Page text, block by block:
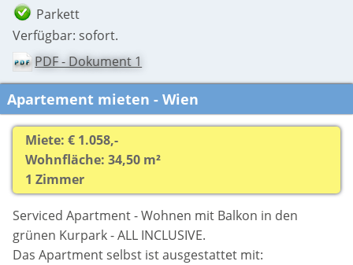
Parkett
Verfügbar: sofort.
PDF - Dokument 1
Apartement mieten - Wien
Miete: € 1.058,-
Wohnfläche: 34,50 m²
1 Zimmer
Serviced Apartment - Wohnen mit Balkon in den
grünen Kurpark - ALL INCLUSIVE.
Das Apartment selbst ist ausgestattet mit: